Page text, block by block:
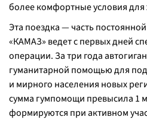
более комфортные условия
Эта поездка — часть
«КАМАЗ» ведет с первых дней
операции. За три года
гуманитарной помощью для
и мирного населения новых
сумма гумпомощи превысила 1
формируются при активном